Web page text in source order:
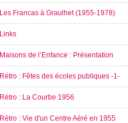
Les Francas à Graulhet (1955-1978)
Links
Maisons de l’Enfance : Présentation
Rétro : Fêtes des écoles publiques -1-
Rétro : La Courbe 1956
Rétro : Vie d'un Centre Aéré en 1955